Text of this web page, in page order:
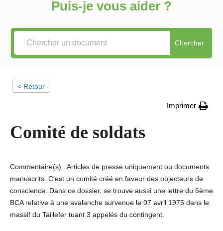
Puis-je vous aider ?
Chercher
< Retour
Imprimer
Comité de soldats
Commentaire(s) : Articles de presse uniquement ou documents
manuscrits. C’est un comité créé en faveur des objecteurs de
conscience. Dans ce dossier, se trouve aussi une lettre du 6ème
BCA relative à une avalanche survenue le 07 avril 1975 dans le
massif du Taillefer tuant 3 appelés du contingent.